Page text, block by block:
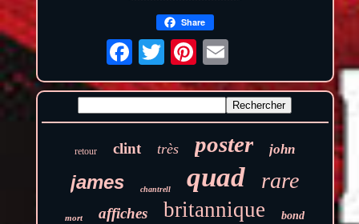
Share
retour clint très poster john
james chantrell quad rare
mort affiches britannique bond